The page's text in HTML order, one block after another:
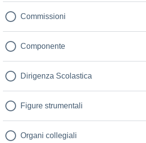
Commissioni
Componente
Dirigenza Scolastica
Figure strumentali
Organi collegiali